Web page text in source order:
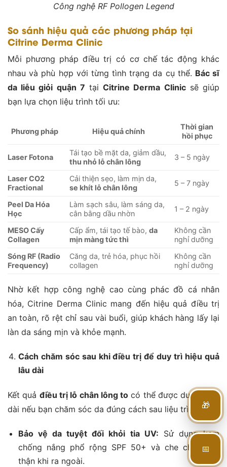
Công nghệ RF Pollogen Legend
So sánh hiệu quả các phương pháp tại
Citrine Derma Clinic
Mỗi phương pháp điều trị có cơ chế tác động khác
nhau và phù hợp với từng tình trạng da cụ thể. Bác sĩ
da liễu giỏi quận 7 tạiCitrine Derma Clinicsẽ giúp
bạn lựa chọn liệu trình tối ưu:
Phương pháp Hiệu quả chính
Thời gian
hồi phục
Laser Fotona
Tái tạo bề mặt da, giảm dầu,
thu nhỏ lỗ chân lông
3 – 5 ngày
Laser CO2
Fractional
Cải thiện sẹo, làm mịn da,
se khít lỗ chân lông
5 – 7 ngày
Peel Da Hóa
Học
Làm sạch sâu, làm sáng da,
cân bằng dầu nhờn
1 – 2 ngày
MESO Cấy
Collagen
Cấp ẩm, tái tạo tế bào,da
mịn màng tức thì
Không cần
nghỉ dưỡng
Sóng RF (Radio
Frequency)
Căng da, trẻ hóa, phục hồi
collagen
Không cần
nghỉ dưỡng
Nhờ kết hợp công nghệ cao cùng phác đồ cá nhân
hóa, Citrine Derma Clinic mang đến hiệu quả điều trị
an toàn, rõ rệt chỉ sau vài buổi, giúp khách hàng lấy lại
làn da sáng mịn và khỏe mạnh.
Cách chăm sóc sau khi điều trị để duy trì hiệu quả
lâu dài
Kết quả điều trị lỗ chân lông to có thể được duy trì lâu
dài nếu bạn chăm sóc da đúng cách sau liệu trình:
Bảo vệ da tuyệt đối khỏi tia UV: Sử dụng kem
chống nắng phổ rộng SPF 50+ và che chắn cẩn
thận khi ra ngoài.
🎁
📅